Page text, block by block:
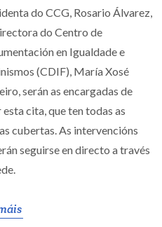
do CCG, Rosario Álvarez,
do Centro de
en Igualdade e
(CDIF), María Xosé
serán as encargadas de
cita, que ten todas as
cubertas. As intervencións
seguirse en directo a través